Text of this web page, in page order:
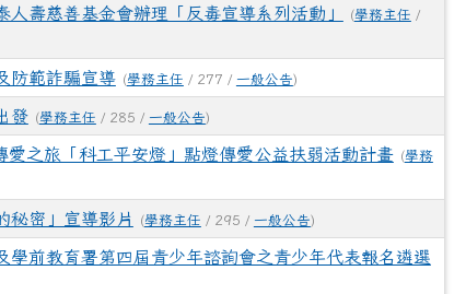
人壽慈善基金會辦理「反毒宣導系列活動」 (學務主任 /
防範詐騙宣導 (學務主任 / 277 / 一般公告)
發 (學務主任 / 285 / 一般公告)
之旅「科工平安燈」點燈傳愛公益扶弱活動計畫 (學務
秘密」宣導影片 (學務主任 / 295 / 一般公告)
學前教育署第四屆青少年諮詢會之青少年代表報名遴選